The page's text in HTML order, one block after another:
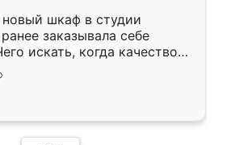
новый шкаф в студии
заказывала себе
искать, когда качеством
Служит кухня уже почти
нет.